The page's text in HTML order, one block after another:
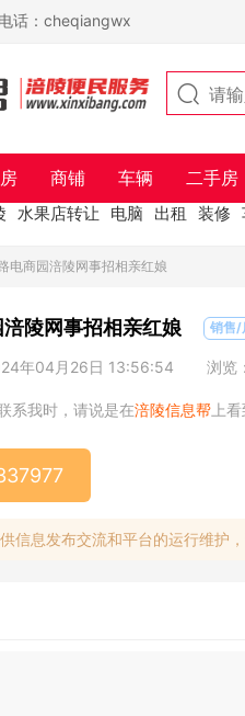
话：cheqiangwx
商铺 车辆 二手房
水果店转让 电脑 出租 装修
电商园涪陵网事招相亲红娘
陵网事招相亲红娘 销售/
年04月26日 13:56:54 浏览
系我时，请说是在涪陵信息帮 上
信息发布交流和平台的运行维护